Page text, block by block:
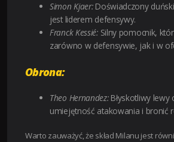
Simon Kjaer:Doświadczony
jest liderem defensywy.
Franck Kessié:Silny pomocnik,
zarówno w defensywie, jak i w
Obrona:
Theo Hernandez:Błyskotliwy lewy
umiejętność atakowania i bronić
Warto zauważyć, że skład Milanu jest